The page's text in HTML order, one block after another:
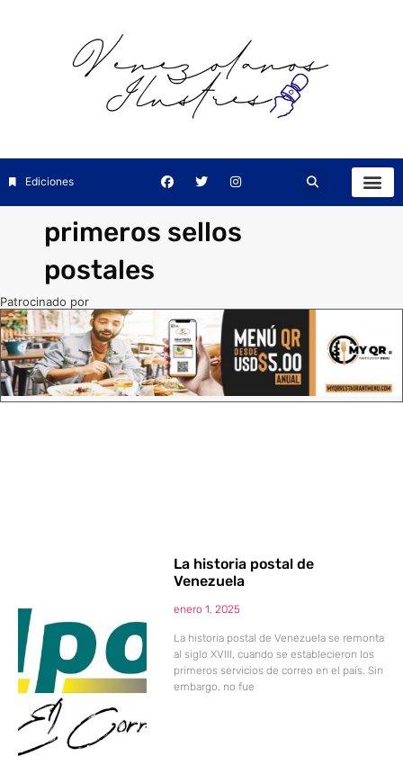
Ediciones
primeros sellos
postales
Patrocinado por
La historia postal de
Venezuela
enero 1, 2025
La historia postal de Venezuela se remonta
al siglo XVIII, cuando se establecieron los
primeros servicios de correo en el país. Sin
embargo, no fue